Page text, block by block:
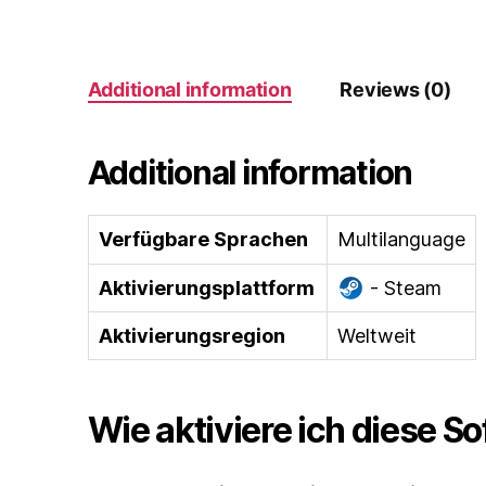
Additional information Reviews (0)
Additional information
Verfügbare Sprachen Multilanguage
Aktivierungsplattform - Steam
Aktivierungsregion Weltweit
Wie aktiviere ich diese